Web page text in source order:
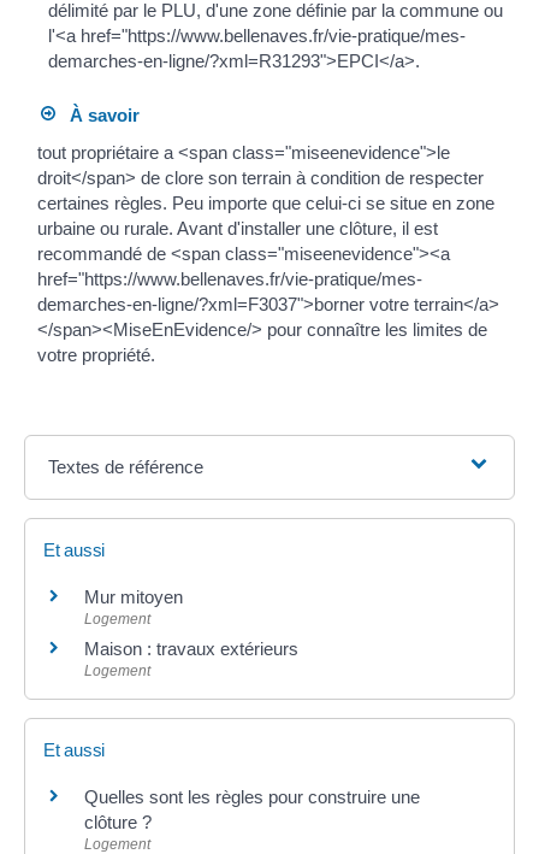
délimité par le PLU, d'une zone définie par la commune ou
l'<a href="https://www.bellenaves.fr/vie-pratique/mes-
demarches-en-ligne/?xml=R31293">EPCI</a>.
À savoir
tout propriétaire a <span class="miseenevidence">le
droit</span> de clore son terrain à condition de respecter
certaines règles. Peu importe que celui-ci se situe en zone
urbaine ou rurale. Avant d'installer une clôture, il est
recommandé de <span class="miseenevidence"><a
href="https://www.bellenaves.fr/vie-pratique/mes-
demarches-en-ligne/?xml=F3037">borner votre terrain</a>
</span><MiseEnEvidence/> pour connaître les limites de
votre propriété.
Textes de référence
Et aussi
Mur mitoyen
Logement
Maison : travaux extérieurs
Logement
Et aussi
Quelles sont les règles pour construire une
clôture ?
Logement